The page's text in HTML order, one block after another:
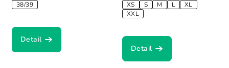
38/39
Detail
XS S M L
XL
XXL
Detail